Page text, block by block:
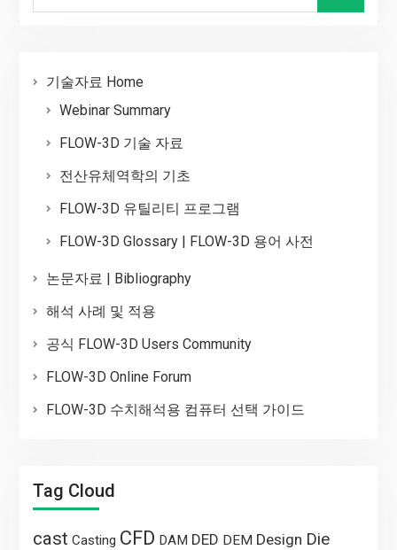
기술자료 Home
Webinar Summary
FLOW-3D 기술 자료
전산유체역학의 기초
FLOW-3D 유틸리티 프로그램
FLOW-3D Glossary | FLOW-3D 용어 사전
논문자료 | Bibliography
해석 사례 및 적용
공식 FLOW-3D Users Community
FLOW-3D Online Forum
FLOW-3D 수치해석용 컴퓨터 선택 가이드
Tag Cloud
cast Casting CFD DAM DED DEM Design Die